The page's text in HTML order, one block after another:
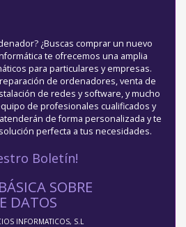
¿Buscas comprar un nuevo
te ofrecemos una amplia
para particulares y empresas.
de ordenadores, venta de
de redes y software, y mucho
de profesionales cualificados y
de forma personalizada y te
perfecta a tus necesidades.
Boletín!
SOBRE
DATOS
INFORMATICOS, S.L